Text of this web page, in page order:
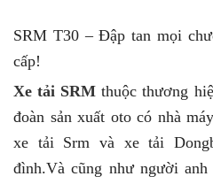
SRM T30 – Đập tan mọi
cấp!
Xe tải SRM thuộc thương
đoàn sản xuất oto có nhà
xe tải Srm và xe tải
đình.Và cũng như người